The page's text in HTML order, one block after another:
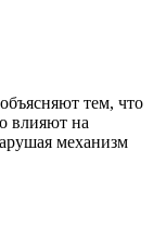
тем, что
влияют на
механизм